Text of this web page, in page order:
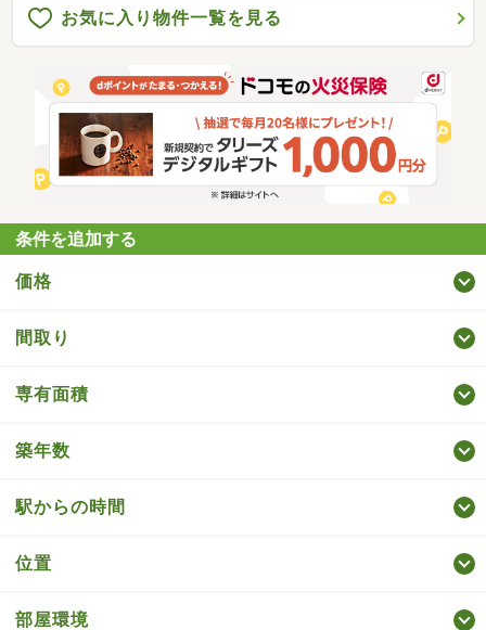
お気に入り物件一覧を見る
条件を追加する
価格
間取り
専有面積
築年数
駅からの時間
位置
部屋環境